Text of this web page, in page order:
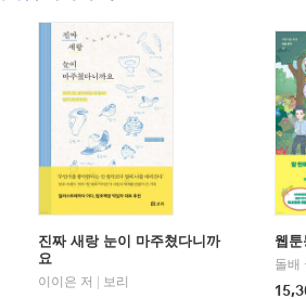
진짜 새랑 눈이 마주쳤다니까
요
이이은 저
보리
웹
돌배